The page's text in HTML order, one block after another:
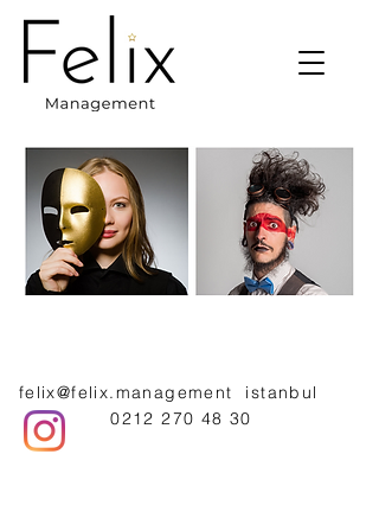
felix@felix.management istanbul
0212 270 48 30